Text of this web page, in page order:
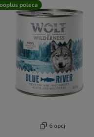
poleca
6 opcji